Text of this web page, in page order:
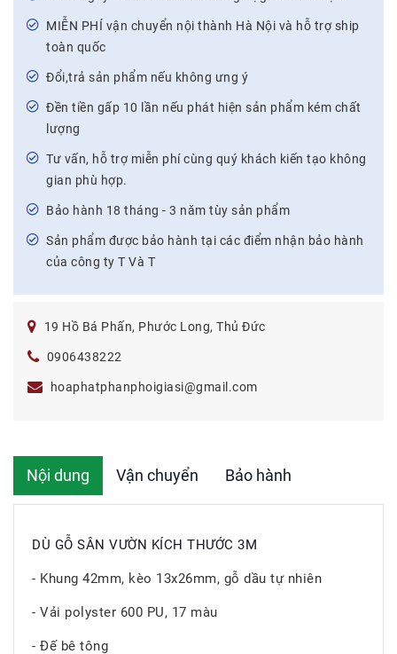
MIỄN PHÍ vận chuyển nội thành Hà Nội và hỗ trợ ship
toàn quốc
Đổi,trả sản phẩm nếu không ưng ý
Đền tiền gấp 10 lần nếu phát hiện sản phẩm kém chất
lượng
Tư vấn, hỗ trợ miễn phí cùng quý khách kiến tạo không
gian phù hợp.
Bảo hành 18 tháng - 3 năm tùy sản phẩm
Sản phẩm được bảo hành tại các điểm nhận bảo hành
của công ty T Và T
19 Hồ Bá Phấn, Phước Long, Thủ Đức
0906438222
hoaphatphanphoigiasi@gmail.com
Nội dung Vận chuyển Bảo hành
DÙ GỖ SÂN VƯỜN KÍCH THƯỚC 3M
- Khung 42mm, kèo 13x26mm, gỗ dầu tự nhiên
- Vải polyster 600 PU, 17 màu
- Đế bê tông